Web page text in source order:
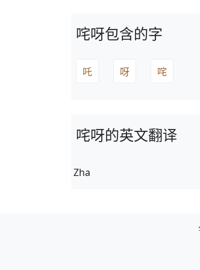
咤呀包含的字
吒 呀 咤
咤呀的英文翻译
Zha